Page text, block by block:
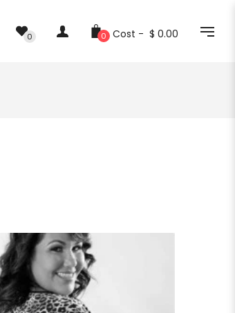
0 Cost - $ 0.00
0